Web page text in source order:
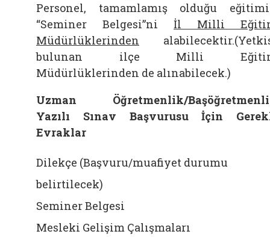
Personel, tamamlamış olduğu
“Seminer Belgesi”ni İl Milli
Müdürlüklerinden
bulunan ilçe Milli
Müdürlüklerinden de alınabilecek.)
Uzman Öğretmenlik/
Yazılı Sınav Başvurusu İçin
Evraklar
Dilekçe (Başvuru/muafiyet durumu
belirtilecek)
Seminer Belgesi
Mesleki Gelişim Çalışmaları